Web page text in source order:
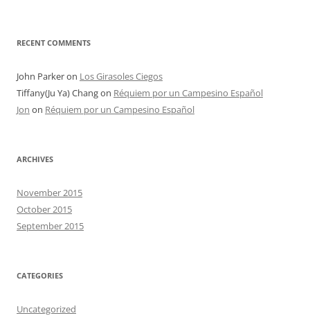
RECENT COMMENTS
John Parkeron Los Girasoles Ciegos
Tiffany(Ju Ya) Changon Réquiem por un Campesino Español
Jon on Réquiem por un Campesino Español
ARCHIVES
November 2015
October 2015
September 2015
CATEGORIES
Uncategorized